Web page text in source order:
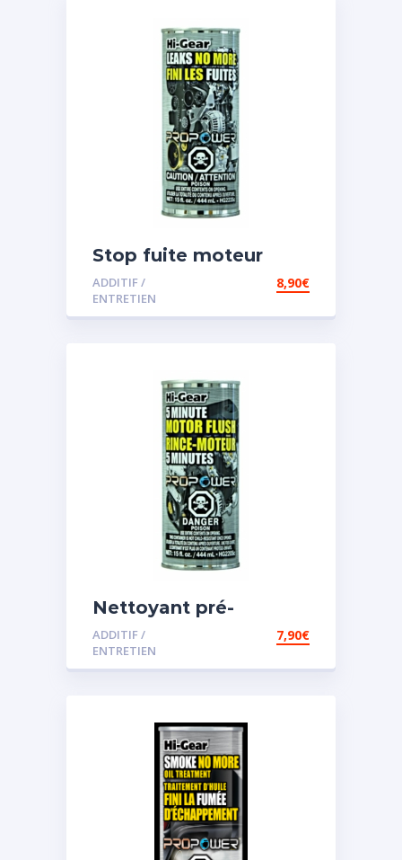
Stop fuite moteur
ADDITIF /
ENTRETIEN
8,90€
Nettoyant pré-
vidange
ADDITIF /
ENTRETIEN
7,90€